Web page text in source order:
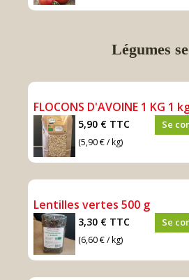
Légumes
FLOCONS D'AVOINE 1 KG 1
5,90 € TTC
(5,90 € / kg)
Se
Lentilles vertes 500 g
3,30 € TTC
(6,60 € / kg)
Se